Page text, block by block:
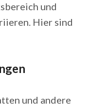
und
Hier sind
und andere